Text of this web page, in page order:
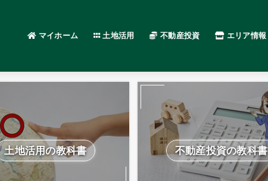
マイホーム 土地活用 不動産投資 エリア情報
土地活用の教科書 不動産投資の教科書